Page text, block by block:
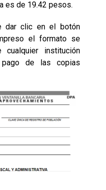
es de 19.42 pesos.
dar clic en el botón
el formato se
institución
pago de las copias